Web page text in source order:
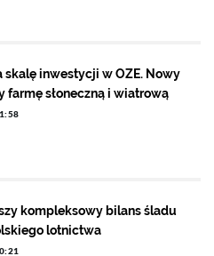
skalę inwestycji w OZE. Nowy
farmę słoneczną i wiatrową
kompleksowy bilans śladu
lotnictwa